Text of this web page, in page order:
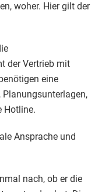
woher. Hier gilt der
der Vertrieb mit
eine
Planungsunterlagen,
Hotline.
Ansprache und
nach, ob er die